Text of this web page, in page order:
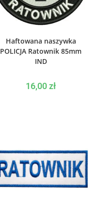
Haftowana naszywka
POLICJA Ratownik 85mm
IND
16,00zł